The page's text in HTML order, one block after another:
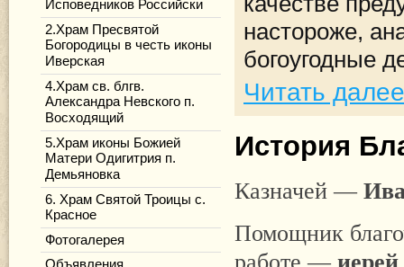
Исповедников Российски
2.Храм Пресвятой
Богородицы в честь иконы
Иверская
4.Храм св. блгв.
Александра Невского п.
Восходящий
5.Храм иконы Божией
Матери Одигитрия п.
Демьяновка
6. Храм Святой Троицы с.
Красное
Фотогалерея
настороже,
богоугодные
Читать далее
История
Казначей —
Помощник
работе —